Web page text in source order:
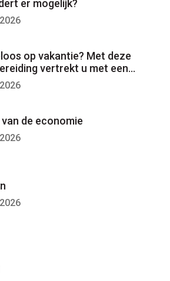
er mogelijk?
op vakantie? Met deze
vertrekt u met een
de economie